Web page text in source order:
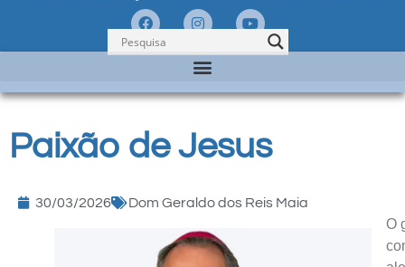
Paixão de Jesus
30/03/2026 Dom Geraldo dos Reis Maia
O